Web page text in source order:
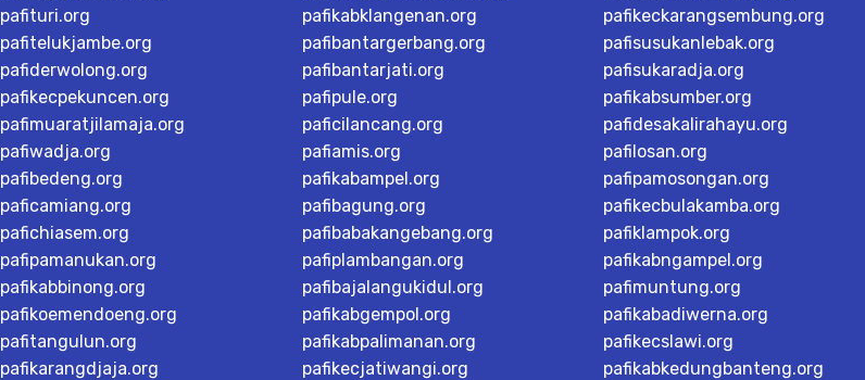
pafituri.org
pafitelukjambe.org
pafiderwolong.org
pafikecpekuncen.org
pafimuaratjilamaja.org
pafiwadja.org
pafibedeng.org
paficamiang.org
pafichiasem.org
pafipamanukan.org
pafikabbinong.org
pafikoemendoeng.org
pafitangulun.org
pafikarangdjaja.org
pafikabklangenan.org
pafibantargerbang.org
pafibantarjati.org
pafipule.org
paficilancang.org
pafiamis.org
pafikabampel.org
pafibagung.org
pafibabakangebang.org
pafiplambangan.org
pafibajalangukidul.org
pafikabgempol.org
pafikabpalimanan.org
pafikecjatiwangi.org
pafikeckarangsembung.org
pafisusukanlebak.org
pafisukaradja.org
pafikabsumber.org
pafidesakalirahayu.org
pafilosan.org
pafipamosongan.org
pafikecbulakamba.org
pafiklampok.org
pafikabngampel.org
pafimuntung.org
pafikabadiwerna.org
pafikecslawi.org
pafikabkedungbanteng.org